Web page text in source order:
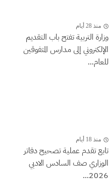
منذ 28 أيام
وزارة التربية تفتح باب التقديم
الإلكتروني إلى مدارس المتفوقين
للعام...
منذ 18 أيام
تابع تقدم عملية تصحيح دفاتر
الوزاري صف السادس الادبي
2026...